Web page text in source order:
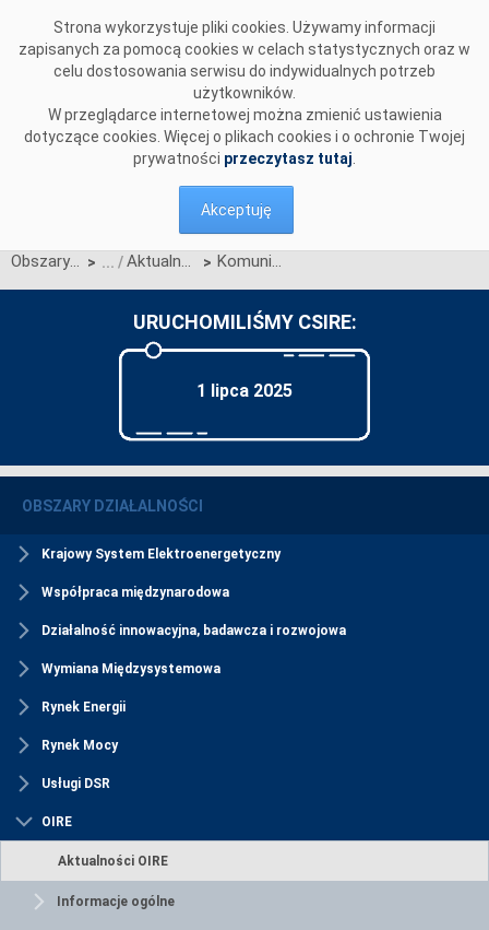
Strona wykorzystuje pliki cookies. Używamy informacji
zapisanych za pomocą cookies w celach statystycznych oraz w
celu dostosowania serwisu do indywidualnych potrzeb
użytkowników.
W przeglądarce internetowej można zmienić ustawienia
dotyczące cookies. Więcej o plikach cookies i o ochronie Twojej
prywatności przeczytasz tutaj
Akceptuję
Obszary działalności > Aktualności OIRE > Komunikat OIRE w sprawie procesu konsultacji projektu Karty aktualizacji nr CC/04/2025 IRiESP-OIRE
URUCHOMILIŚMY CSIRE:
1 lipca 2025
OBSZARY DZIAŁALNOŚCI
Krajowy System Elektroenergetyczny
Współpraca międzynarodowa
Działalność innowacyjna, badawcza i rozwojowa
Wymiana Międzysystemowa
Rynek Energii
Rynek Mocy
Usługi DSR
OIRE
Aktualności OIRE
Informacje ogólne